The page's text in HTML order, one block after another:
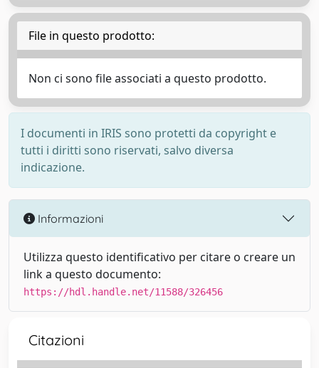
File in questo prodotto:
Non ci sono file associati a questo prodotto.
I documenti in IRIS sono protetti da copyright e
tutti i diritti sono riservati, salvo diversa
indicazione.
Informazioni
Utilizza questo identificativo per citare o creare un
link a questo documento:
https://hdl.handle.net/11588/326456
Citazioni